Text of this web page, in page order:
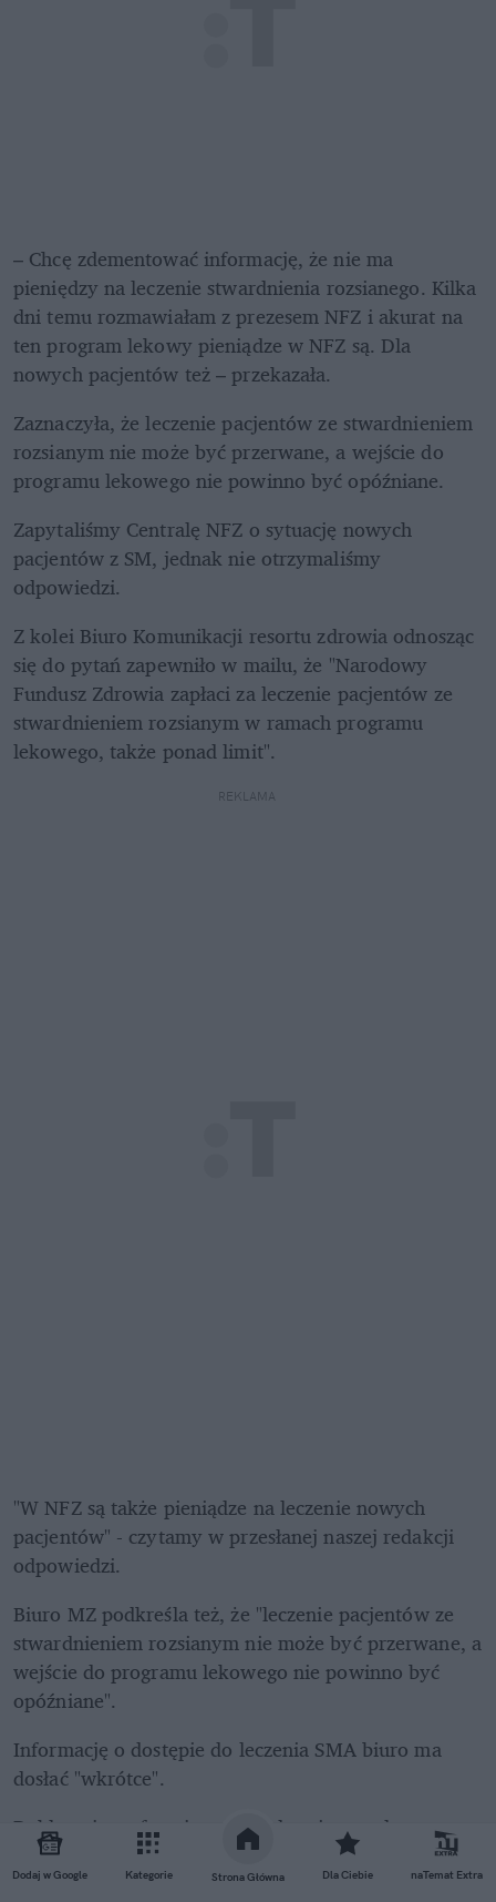
Dodaj w Google Kategorie Strona Główna Dla Ciebie naTemat Extra
– Chcę zdementować informację, że nie ma
pieniędzy na leczenie stwardnienia rozsianego. Kilka
dni temu rozmawiałam z prezesem NFZ i akurat na
ten program lekowy pieniądze w NFZ są. Dla
nowych pacjentów też – przekazała.
Zaznaczyła, że leczenie pacjentów ze stwardnieniem
rozsianym nie może być przerwane, a wejście do
programu lekowego nie powinno być opóźniane.
Zapytaliśmy Centralę NFZ o sytuację nowych
pacjentów z SM, jednak nie otrzymaliśmy
odpowiedzi.
Z kolei Biuro Komunikacji resortu zdrowia odnosząc
się do pytań zapewniło w mailu, że "Narodowy
Fundusz Zdrowia zapłaci za leczenie pacjentów ze
stwardnieniem rozsianym w ramach programu
lekowego, także ponad limit".
REKLAMA
"W NFZ są także pieniądze na leczenie nowych
pacjentów" - czytamy w przesłanej naszej redakcji
odpowiedzi.
Biuro MZ podkreśla też, że "leczenie pacjentów ze
stwardnieniem rozsianym nie może być przerwane, a
wejście do programu lekowego nie powinno być
opóźniane".
Informację o dostępie do leczenia SMA biuro ma
dosłać "wkrótce".
Deklaracja szefowej resortu zdrowia została
pozytywnie odebrana przez przedstawicieli
pacjentów.